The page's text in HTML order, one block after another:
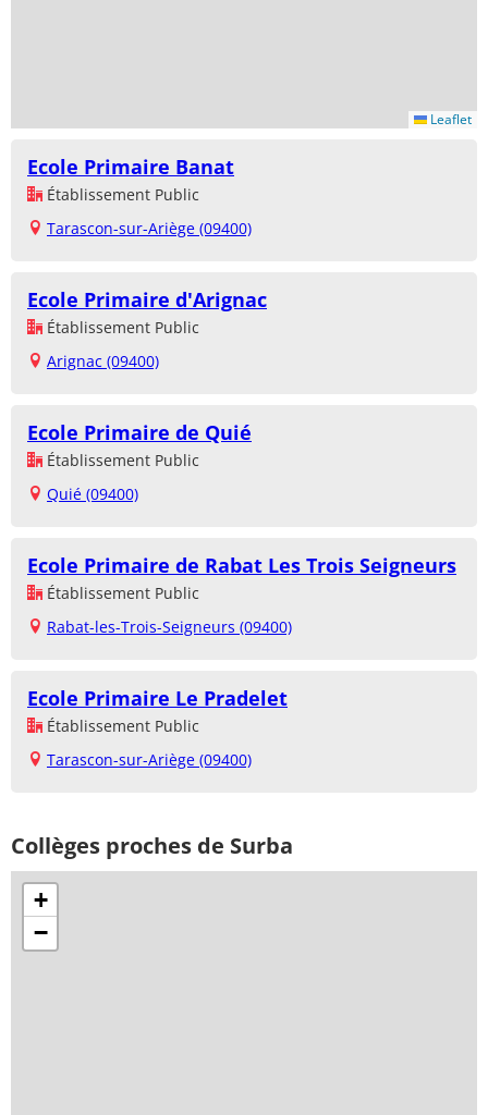
Leaflet
Ecole Primaire Banat
Établissement Public
Tarascon-sur-Ariège (09400)
Ecole Primaire d'Arignac
Établissement Public
Arignac (09400)
Ecole Primaire de Quié
Établissement Public
Quié (09400)
Ecole Primaire de Rabat Les Trois Seigneurs
Établissement Public
Rabat-les-Trois-Seigneurs (09400)
Ecole Primaire Le Pradelet
Établissement Public
Tarascon-sur-Ariège (09400)
Collèges proches de Surba
+
−